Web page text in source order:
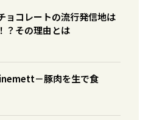
ョコレートの流行発信地は
？その理由とは
－豚肉を生で食